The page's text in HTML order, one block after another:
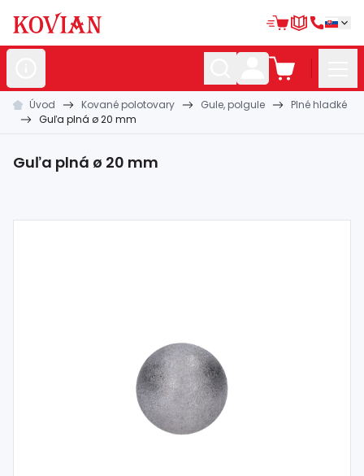
Nerezovépolotovary
Kovanépolotovary
Úvod Kované polotovary Gule, polgule
Plné hladké
Guľa plná ø 20 mm
Guľa plná ø 20 mm